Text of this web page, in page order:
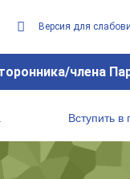
Версия для
члена
Вступить в